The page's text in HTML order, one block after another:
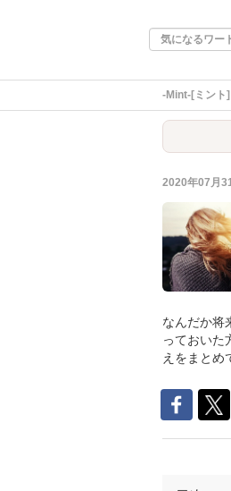
-Mint-[ミント
2020年07月
なんだか将
っておいた
えをまとめ